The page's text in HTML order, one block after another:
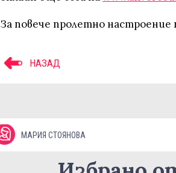
За повече пролетно
НАЗАД
МАРИЯ СТОЯНОВА